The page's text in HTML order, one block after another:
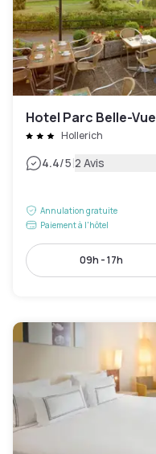
Hotel Parc Belle-Vue
Hollerich
4.4/5|2 Avis
Annulation gratuite
Paiement à l'hôtel
09h - 17h